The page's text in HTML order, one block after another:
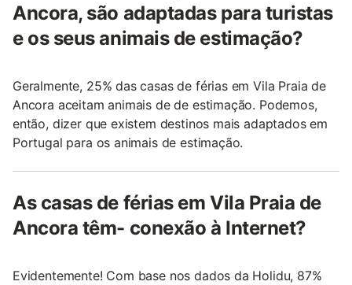
Ancora, são adaptadas para turistas
e os seus animais de estimação?
Geralmente, 25% das casas de férias em Vila Praia de
Ancora aceitam animais de de estimação. Podemos,
então, dizer que existem destinos mais adaptados em
Portugal para os animais de estimação.
As casas de férias em Vila Praia de
Ancora têm- conexão à Internet?
Evidentemente! Com base nos dados da Holidu, 87%